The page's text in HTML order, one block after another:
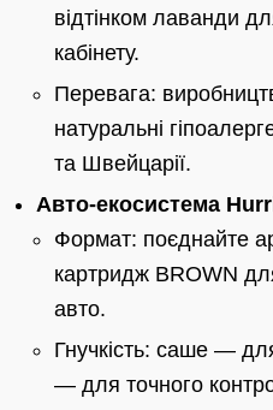
відтінком лаванди
кабінету.
Перевага:
натуральні
та Швейцарії.
Авто-екосистема
Формат: поєднайте
картридж BROWN
авто.
Гнучкість: саше —
— для точного